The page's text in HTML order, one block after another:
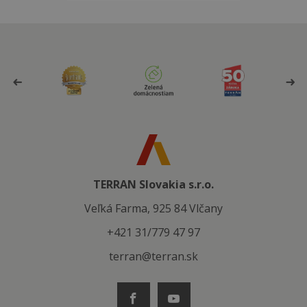
TERRAN Slovakia s.r.o.
Veľká Farma, 925 84 Vlčany
+421 31/779 47 97
terran@terran.sk